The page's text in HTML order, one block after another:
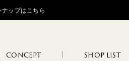
ップはこちら
CONCEPT SHOP LIST